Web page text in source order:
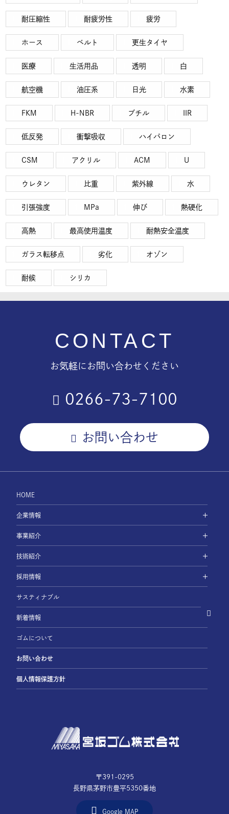
耐圧縮性 耐疲労性 疲労
ホース ベルト 更生タイヤ
医療 生活用品 透明 白
航空機 油圧系 日光 水素
FKM H-NBR ブチル IIR
低反発 衝撃吸収 ハイパロン
CSM アクリル ACM U
ウレタン 比重 紫外線 水
引張強度 MPa 伸び 熱硬化
高熱 最高使用温度 耐熱安全温度
ガラス転移点 劣化 オゾン
耐候 シリカ
CONTACT
お気軽にお問い合わせください
0266-73-7100
お問い合わせ
〒391-0295
長野県茅野市豊平5350番地
Google MAP
HOME
企業情報
事業紹介
技術紹介
採用情報
サスティナブル
新着情報
ゴムについて
お問い合わせ
個人情報保護方針